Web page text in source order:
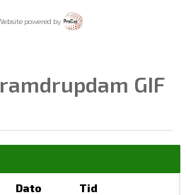
powered by
GIF
Dato Tid